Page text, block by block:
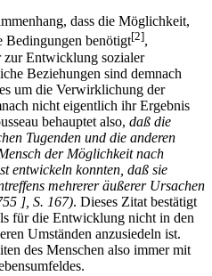
dass die Möglichkeit,
Bedingungen benötigt[2],
zur Entwicklung sozialer
Beziehungen sind demnach
um die Verwirklichung der
nicht eigentlich ihr Ergebnis
behauptet also, daß die
Tugenden und die anderen
der Möglichkeit nach
entwickeln konnten, daß sie
mehrerer äußerer Ursachen
], S. 167). Dieses Zitat bestätigt
für die Entwicklung nicht in den
Umständen anzusiedeln ist.
des Menschen also immer mit